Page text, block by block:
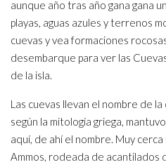
aunque año tras año gana gana
playas, aguas azules y terrenos
cuevas y vea formaciones
desembarque para ver las
de la isla.
Las cuevas llevan el nombre de
según la mitología griega,
aquí, de ahí el nombre. Muy
Ammos, rodeada de acantilados